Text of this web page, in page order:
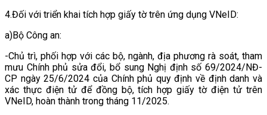
4.Đối với triển khai tích hợp giấy tờ trên ứng dụng VNeID:
a)Bộ Công an:
-Chủ trì, phối hợp với các bộ, ngành, địa phương rà soát, tham
mưu Chính phủ sửa đổi, bổ sung Nghị định số 69/2024/NĐ-
CP ngày 25/6/2024 của Chính phủ quy định về định danh và
xác thực điện tử để đồng bộ, tích hợp giấy tờ điện tử trên
VNeID, hoàn thành trong tháng 11/2025.